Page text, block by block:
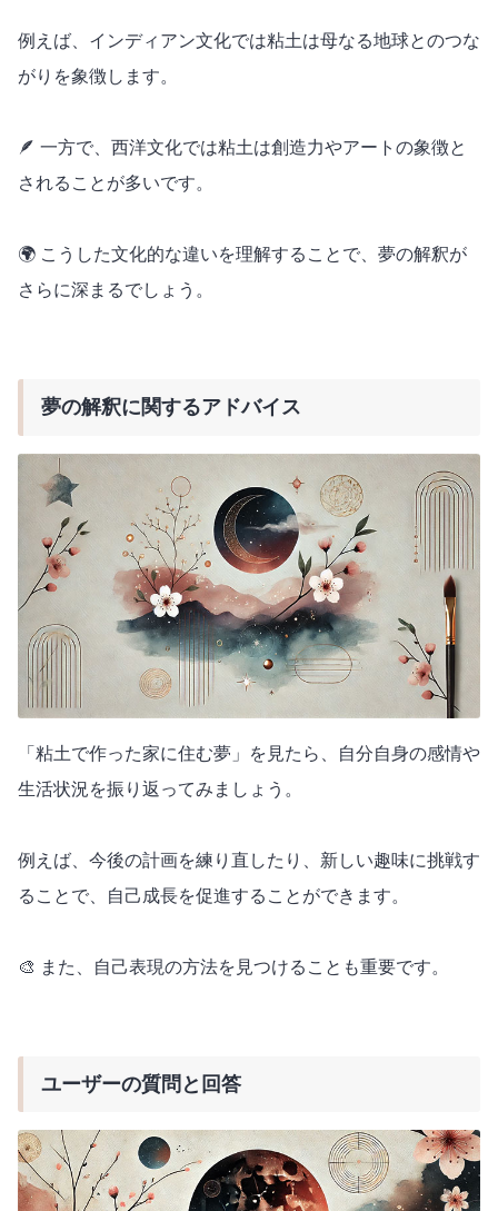
例えば、インディアン文化では粘土は母なる地球とのつな
がりを象徴します。
🪶 一方で、西洋文化では粘土は創造力やアートの象徴と
されることが多いです。
🌍 こうした文化的な違いを理解することで、夢の解釈が
さらに深まるでしょう。
夢の解釈に関するアドバイス
「粘土で作った家に住む夢」を見たら、自分自身の感情や
生活状況を振り返ってみましょう。
例えば、今後の計画を練り直したり、新しい趣味に挑戦す
ることで、自己成長を促進することができます。
🎨 また、自己表現の方法を見つけることも重要です。
ユーザーの質問と回答